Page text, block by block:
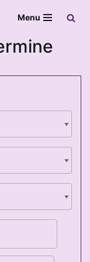
Menu